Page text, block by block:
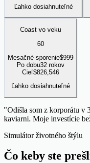
Ľahko dosiahnuteľné
Coast vo veku
60
Mesačné sporenie$999
Po dobu32 rokov
Cieľ$826,546
Ľahko dosiahnuteľné
"Odišla som z korporátu v
kaviarni. Moje investície
Simulátor životného štýlu
Čo keby ste